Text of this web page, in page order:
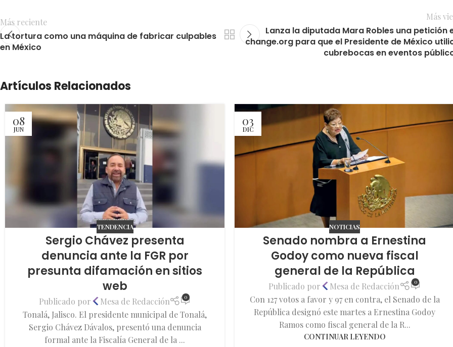
Más reciente
La tortura como una máquina de fabricar culpables
en México
Más
Lanza la diputada Mara Robles una petición
change.org para que el Presidente de México
cubrebocas en eventos
Artículos Relacionados
08
JUN
TENDENCIA
Sergio Chávez presenta
denuncia ante la FGR por
presunta difamación en sitios
web
Publicado por Mesa de Redacción 0
Tonalá, Jalisco. El presidente municipal de Tonalá,
Sergio Chávez Dávalos, presentó una denuncia
formal ante la Fiscalía General de la ...
03
DIC
NOTICIAS
Senado nombra a Ernestina
Godoy como nueva fiscal
general de la República
Publicado por Mesa de Redacción 0
Con 127 votos a favor y 97 en contra, el Senado de la
República designó este martes a Ernestina Godoy
Ramos como fiscal general de la R...
CONTINUAR LEYENDO